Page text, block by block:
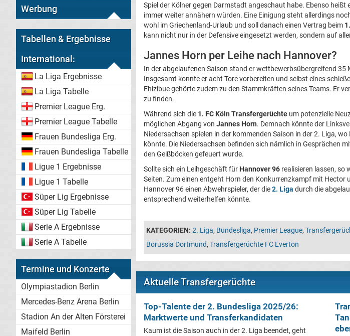
Werbung
Tabellen & Ergebnisse
International:
La Liga Ergebnisse
La Liga Tabelle
Premier League Erg.
Premier League Tabelle
Frauen Bundesliga Erg.
Frauen Bundesliga Tabelle
Ligue 1 Ergebnisse
Ligue 1 Tabelle
Süper Lig Ergebnisse
Süper Lig Tabelle
Serie A Ergebnisse
Serie A Tabelle
Termine und Konzerte
Olympiastadion Berlin
Mercedes-Benz Arena Berlin
Stadion An der Alten Försterei
Maifeld Berlin
Spiel der Kölner gegen Darmstadt angeschaut habe. Ebenso heißt
immer weiter annähern würden. Eine Einigung steht allerdings
wohl im Griechenland-Urlaub und soll danach einen Vertrag beim
kann nicht nur in der Defensive eingesetzt werden, sondern auf
Jannes Horn per Leihe nach Hannover?
In der abgelaufenen Saison stand er wettbewerbsübergreifend 35
Insgesamt konnte er acht Tore vorbereiten und selbst eines
Ehizibue gehörte zudem zu den Stammkräften seines Teams. Er
zu finden.
Während sich die 1. FC Köln Transfergerüchte um potenzielle
möglichen Abgang von Jannes Horn. Demnach könnte der
Niedersachsen spielen in der kommenden Saison in der 2. Liga,
könnte. Die Niedersachsen befinden sich nämlich in Gesprächen
den Geißböcken gefeuert wurde.
Sollte sich ein Leihgeschäft für Hannover 96 realisieren lassen, so
Seiten. Zum einen entgeht Horn den Konkurrenzkampf mit
Hannover 96 einen Abwehrspieler, der die2. Liga durch die
entsprechend weiterhelfen könnte.
KATEGORIEN: 2. Liga, Bundesliga, Premier League,
Borussia Dortmund, Transfergerüchte FC Everton
Aktuelle Transfergerüchte
Top-Talente der 2. Bundesliga 2025/26:
Marktwerte und Transferkandidaten
Kaum ist die Saison auch in der 2. Liga beendet, geht